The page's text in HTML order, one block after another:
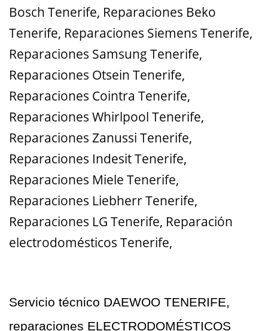
Bosch Tenerife, Reparaciones Beko
Tenerife, Reparaciones Siemens Tenerife,
Reparaciones Samsung Tenerife,
Reparaciones Otsein Tenerife,
Reparaciones Cointra Tenerife,
Reparaciones Whirlpool Tenerife,
Reparaciones Zanussi Tenerife,
Reparaciones Indesit Tenerife,
Reparaciones Miele Tenerife,
Reparaciones Liebherr Tenerife,
Reparaciones LG Tenerife, Reparación
electrodomésticos Tenerife,
Servicio técnico DAEWOO TENERIFE,
reparaciones ELECTRODOMÉSTICOS